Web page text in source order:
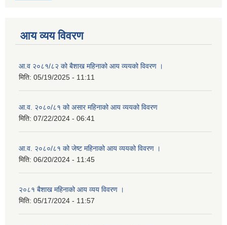
आय व्यय विवरण
आ.व २०८१/८२ को बैशाख महिनाको आय व्ययको विवरण ।
मिति: 05/19/2025 - 11:11
आ.व. २०८०/८१ को असार महिनाको आय व्ययको विवरण
मिति: 07/22/2024 - 06:41
आ.व. २०८०/८१ को जेष्ट महिनाको आय व्ययको विवरण ।
मिति: 06/20/2024 - 11:45
२०८१ बैशाख महिनाको आय व्यय विवरण ।
मिति: 05/17/2024 - 11:57